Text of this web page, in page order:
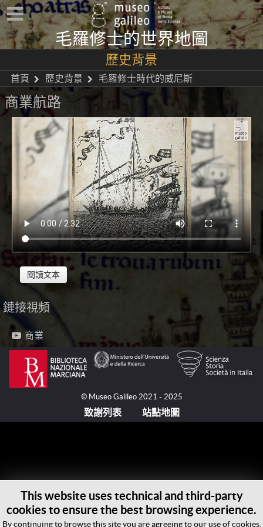
毛羅修士的世界地圖
歷史背景
首頁 歷史背景 毛羅修士時代的威尼斯
商業航路
閱讀文本
由威尼斯的兩桅帆槳戰船進行管理的海上商業沿六條主
要的航線展開，它們把威尼斯與弗蘭德、羅馬尼亞、亞
歷山德里亞、貝魯特、卡馬格的艾格莫爾特（Aigues
Mortes），最終與突尼斯和阿爾及利亞聯結在一起。
弗蘭德的四到五艘兩桅帆槳戰船，它們在三四月份離開
威尼斯，穿過墨西拿（Messina）海峽、巴厘阿裡群島
（Baleares）、直布羅陀海峽，沿著葡萄牙和法國的海
岸，直到布魯日和倫敦，以便在大約八個月之後重返威
洛尼基（Thessaloniki）和康斯坦丁諾波利
（Konstantinoupolis）之後抵達黑海。經過六個月的航
鏈接視頻
商業
© Museo Galileo 2021 - 2025
致謝列表 站點地圖
This website uses technical and third-party
cookies to ensure the best browsing experience.
By continuing to browse this site you are agreeing to our use of cookies.